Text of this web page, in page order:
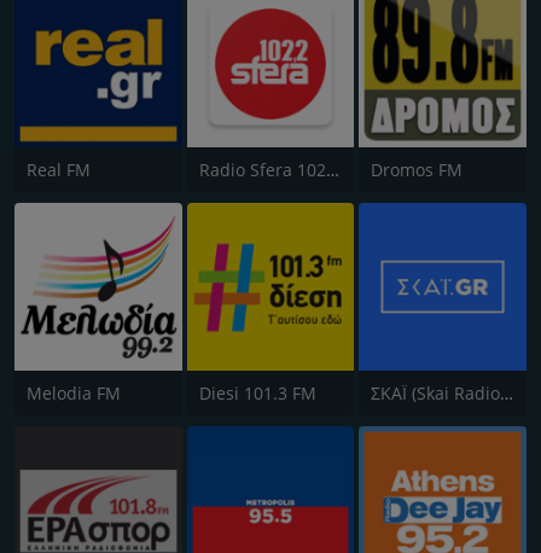
Real FM Radio Sfera 102.2 FM Dromos FM
Melodia FM Diesi 101.3 FM ΣΚΑΪ (Skai Radio 100.3)